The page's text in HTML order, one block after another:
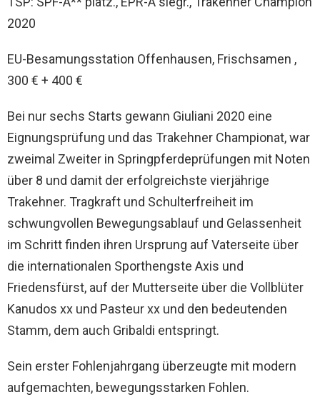
2020
EU-Besamungsstation Offenhausen, Frischsamen ,
300 € + 400 €
Bei nur sechs Starts gewann Giuliani 2020 eine
Eignungsprüfung und das Trakehner Championat, war
zweimal Zweiter in Springpferdeprüfungen mit Noten
über 8 und damit der erfolgreichste vierjährige
Trakehner. Tragkraft und Schulterfreiheit im
schwungvollen Bewegungsablauf und Gelassenheit
im Schritt finden ihren Ursprung auf Vaterseite über
die internationalen Sporthengste Axis und
Friedensfürst, auf der Mutterseite über die Vollblüter
Kanudos xx und Pasteur xx und den bedeutenden
Stamm, dem auch Gribaldi entspringt.
Sein erster Fohlenjahrgang überzeugte mit modern
aufgemachten, bewegungsstarken Fohlen.